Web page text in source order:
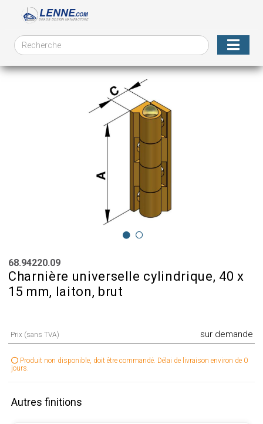
68.94220.09
Charnière universelle cylindrique, 40 x
15 mm, laiton, brut
Prix (sans TVA) sur demande
Produit non disponible, doit être commandé. Délai de livraison environ de 0
jours.
Autres finitions